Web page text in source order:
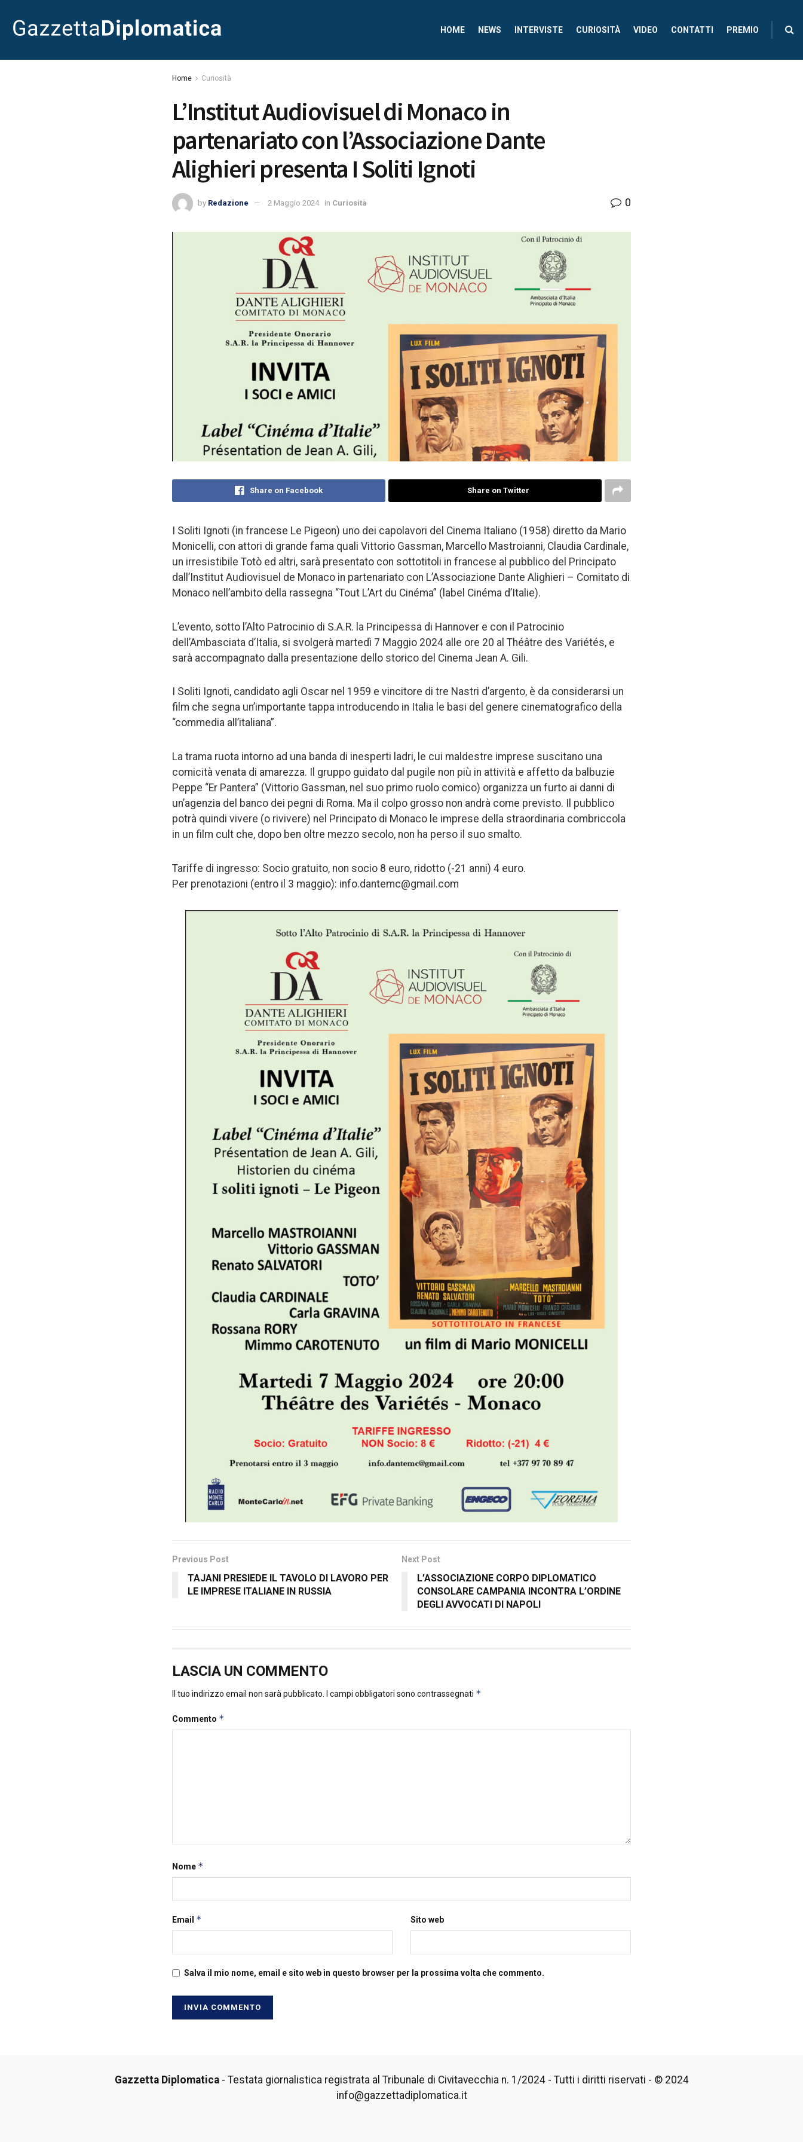
HOME NEWS INTERVISTE CURIOSITÀ VIDEO CONTATTI PREMIO
Home Curiosità
L’Institut Audiovisuel di Monaco in
partenariato con l’Associazione Dante
Alighieri presenta I Soliti Ignoti
by Redazione 2 Maggio 2024 in Curiosità 0
Share on Facebook Share on Twitter
I Soliti Ignoti (in francese Le Pigeon) uno dei capolavori del Cinema Italiano (1958) diretto da Mario
Monicelli, con attori di grande fama quali Vittorio Gassman, Marcello Mastroianni, Claudia Cardinale,
un irresistibile Totò ed altri, sarà presentato con sottotitoli in francese al pubblico del Principato
dall’Institut Audiovisuel de Monaco in partenariato con L’Associazione Dante Alighieri – Comitato di
Monaco nell’ambito della rassegna “Tout L’Art du Cinéma” (label Cinéma d’Italie).
L’evento, sotto l’Alto Patrocinio di S.A.R. la Principessa di Hannover e con il Patrocinio
dell’Ambasciata d’Italia, si svolgerà martedì 7 Maggio 2024 alle ore 20 al Théâtre des Variétés, e
sarà accompagnato dalla presentazione dello storico del Cinema Jean A. Gili.
I Soliti Ignoti, candidato agli Oscar nel 1959 e vincitore di tre Nastri d’argento, è da considerarsi un
film che segna un’importante tappa introducendo in Italia le basi del genere cinematografico della
“commedia all’italiana”.
La trama ruota intorno ad una banda di inesperti ladri, le cui maldestre imprese suscitano una
comicità venata di amarezza. Il gruppo guidato dal pugile non più in attività e affetto da balbuzie
Peppe “Er Pantera” (Vittorio Gassman, nel suo primo ruolo comico) organizza un furto ai danni di
un’agenzia del banco dei pegni di Roma. Ma il colpo grosso non andrà come previsto. Il pubblico
potrà quindi vivere (o rivivere) nel Principato di Monaco le imprese della straordinaria combriccola
in un film cult che, dopo ben oltre mezzo secolo, non ha perso il suo smalto.
Tariffe di ingresso: Socio gratuito, non socio 8 euro, ridotto (-21 anni) 4 euro.
Per prenotazioni (entro il 3 maggio): info.dantemc@gmail.com
Previous Post
TAJANI PRESIEDE IL TAVOLO DI LAVORO PER
LE IMPRESE ITALIANE IN RUSSIA
Next Post
L’ASSOCIAZIONE CORPO DIPLOMATICO
CONSOLARE CAMPANIA INCONTRA L’ORDINE
DEGLI AVVOCATI DI NAPOLI
LASCIA UN COMMENTO
Il tuo indirizzo email non sarà pubblicato. I campi obbligatori sono contrassegnati *
Commento *
Nome *
Email * Sito web
Salva il mio nome, email e sito web in questo browser per la prossima volta che commento.
Gazzetta Diplomatica- Testata giornalistica registrata al Tribunale di Civitavecchia n. 1/2024 - Tutti i diritti riservati - © 2024
info@gazzettadiplomatica.it